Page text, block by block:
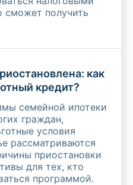
сможет получить
как
кредит?
семейной ипотеки
граждан,
условия
рассматриваются
приостановки
для тех, кто
программой.